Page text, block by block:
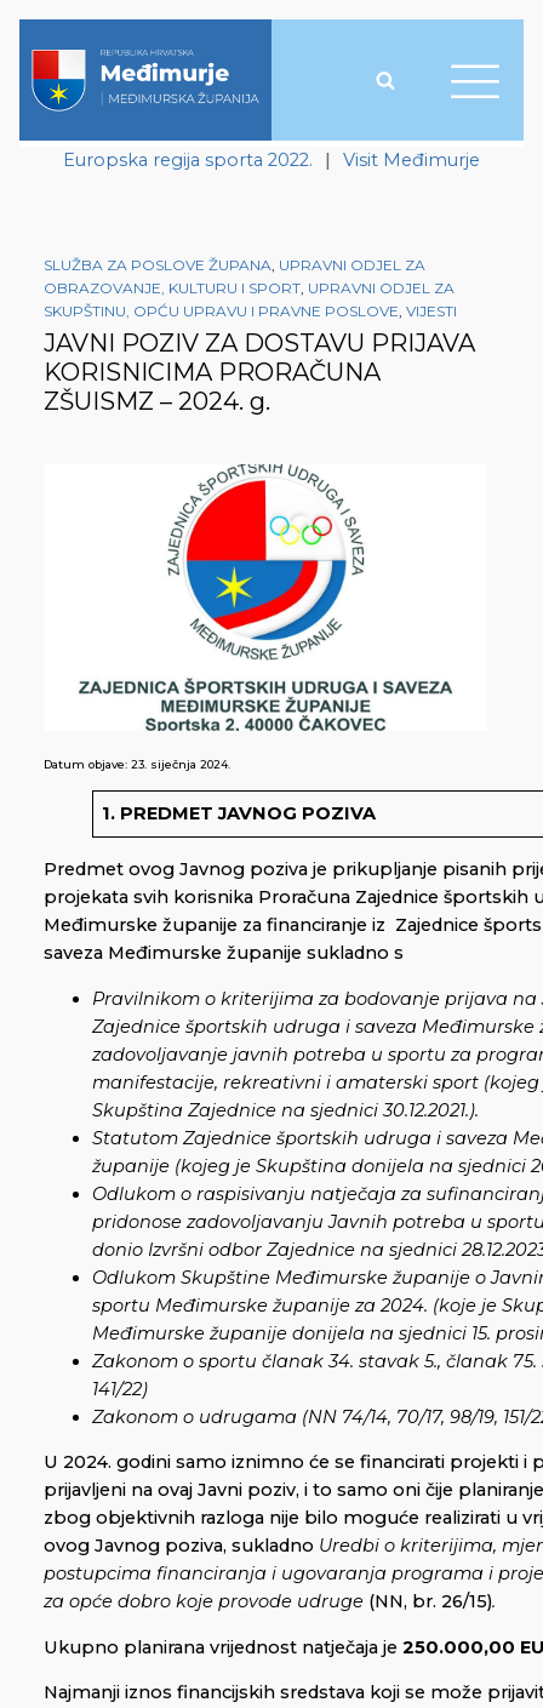
Europska regija sporta 2022. | Visit Međimurje
SLUŽBA ZA POSLOVE ŽUPANA, UPRAVNI ODJEL ZA
OBRAZOVANJE, KULTURU I SPORT, UPRAVNI ODJEL ZA
SKUPŠTINU, OPĆU UPRAVU I PRAVNE POSLOVE, VIJESTI
JAVNI POZIV ZA DOSTAVU PRIJAVA
KORISNICIMA PRORAČUNA
ZŠUISMZ – 2024. g.
Datum objave: 23. siječnja 2024.
1. PREDMET JAVNOG POZIVA
Predmet ovog Javnog poziva je prikupljanje pisanih
projekata svih korisnika Proračuna Zajednice športskih
Međimurske županije za financiranje iz Zajednice
saveza Međimurske županije sukladno s
Pravilnikom o kriterijima za bodovanje prijava na
Zajednice športskih udruga i saveza Međimurske
zadovoljavanje javnih potreba u sportu za
manifestacije, rekreativni i amaterski sport
Skupština Zajednice na sjednici 30.12.2021.).
Statutom Zajednice športskih udruga i saveza
županije (kojeg je Skupština donijela na sjednici
Odlukom o raspisivanju natječaja za
pridonose zadovoljavanju Javnih potreba u
donio Izvršni odbor Zajednice na sjednici
Odlukom Skupštine Međimurske županije o
sportu Međimurske županije za 2024. (koje je
Međimurske županije donijela na sjednici 15.
Zakonom o sportu članak 34. stavak 5., članak
141/22)
Zakonom o udrugama (NN 74/14, 70/17, 98/19, 151/
U 2024. godini samo iznimno će se financirati projekti i
prijavljeni na ovaj Javni poziv, i to samo oni čije
zbog objektivnih razloga nije bilo moguće realizirati u
ovog Javnog poziva, sukladno Uredbi o kriterijima,
postupcima financiranja i ugovaranja programa i
za opće dobro koje provode udruge (NN, br. 26/15).
Ukupno planirana vrijednost natječaja je 250.000,00
Najmanji iznos financijskih sredstava koji se može